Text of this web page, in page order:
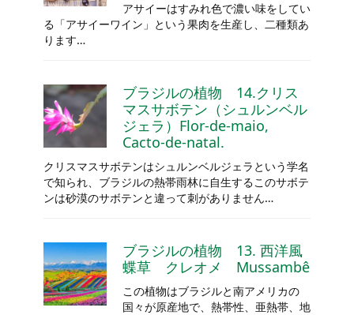
アサイーはすみれ色で濃い味をしてい
る「アサイーワイン」という果肉を生産し、二種類あ
ります…
ブラジルの植物 14.クリス
マスサボテン（シュルンベル
ジェラ）Flor-de-maio,
Cacto-de-natal.
クリスマスサボテンはシュルンベルジェラという学名
で知られ、ブラジルの熱帯雨林に自生するこのサボテ
ンは砂漠のサボテンと違って刺がありません…
ブラジルの植物 13. 西洋風
蝶草 クレオメ Mussambê
この植物はブラジルと南アメリカの
国々が原産地で、熱帯性、亜熱帯、地